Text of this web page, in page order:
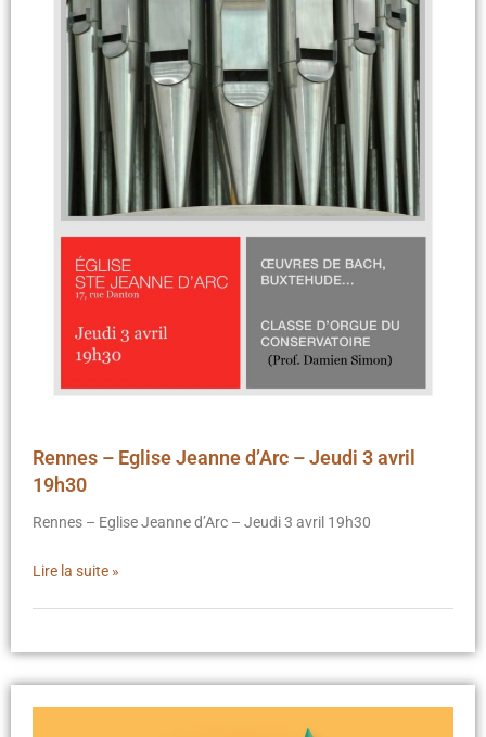
Rennes – Eglise Jeanne d’Arc – Jeudi 3 avril
19h30
Rennes – Eglise Jeanne d’Arc – Jeudi 3 avril 19h30
Lire la suite »